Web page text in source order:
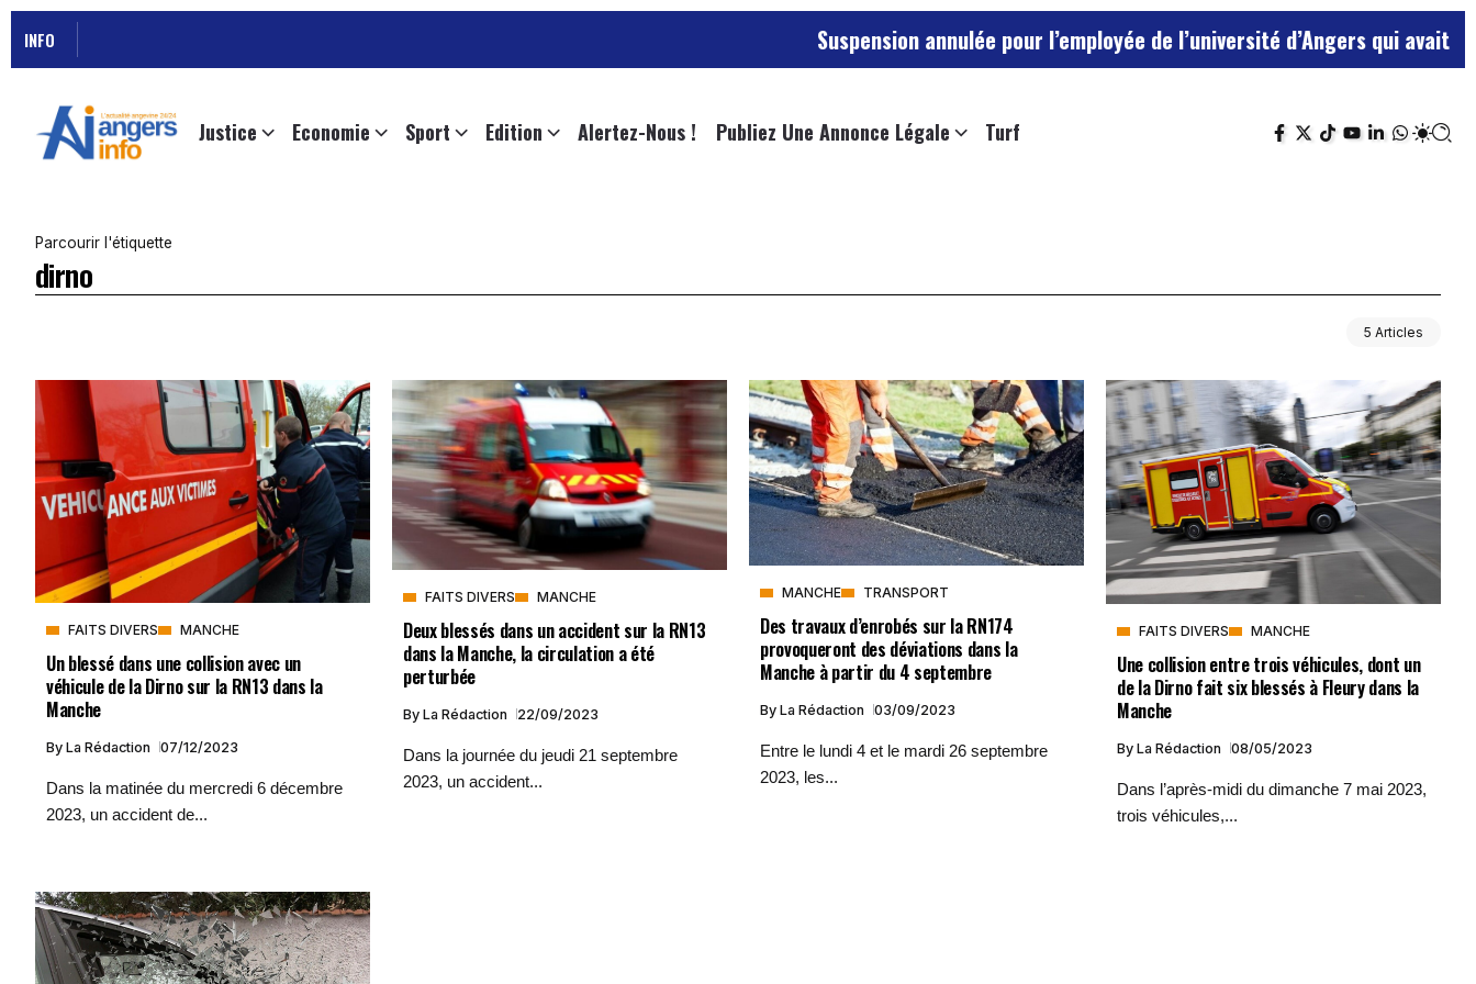
INFO Suspension annulée pour l’employée de l’université d’Angers qui avait traité
Justice Economie Sport Edition Alertez-Nous ! Publiez Une Annonce Légale Turf
Parcourir l'étiquette
dirno
5 Articles
FAITS DIVERS MANCHE
Un blessé dans une collision avec un
véhicule de la Dirno sur la RN13 dans la
Manche
By La Rédaction 07/12/2023
Dans la matinée du mercredi 6 décembre
2023, un accident de...
FAITS DIVERS MANCHE
Deux blessés dans un accident sur la RN13
dans la Manche, la circulation a été
perturbée
By La Rédaction 22/09/2023
Dans la journée du jeudi 21 septembre
2023, un accident...
MANCHE TRANSPORT
Des travaux d’enrobés sur la RN174
provoqueront des déviations dans la
Manche à partir du 4 septembre
By La Rédaction 03/09/2023
Entre le lundi 4 et le mardi 26 septembre
2023, les...
FAITS DIVERS MANCHE
Une collision entre trois véhicules, dont un
de la Dirno fait six blessés à Fleury dans la
Manche
By La Rédaction 08/05/2023
Dans l’après-midi du dimanche 7 mai 2023,
trois véhicules,...